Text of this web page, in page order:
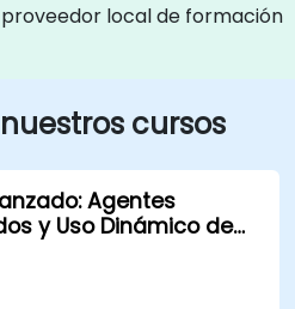
proveedor local de formación
cursos
Agentes
y Uso Dinámico de